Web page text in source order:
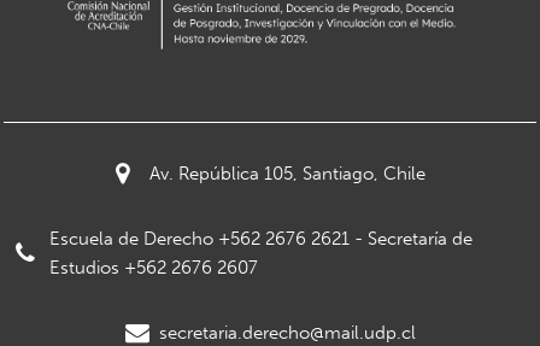
Av. República 105, Santiago, Chile
Escuela de Derecho +562 2676 2621 - Secretaría de
Estudios +562 2676 2607
secretaria.derecho@mail.udp.cl